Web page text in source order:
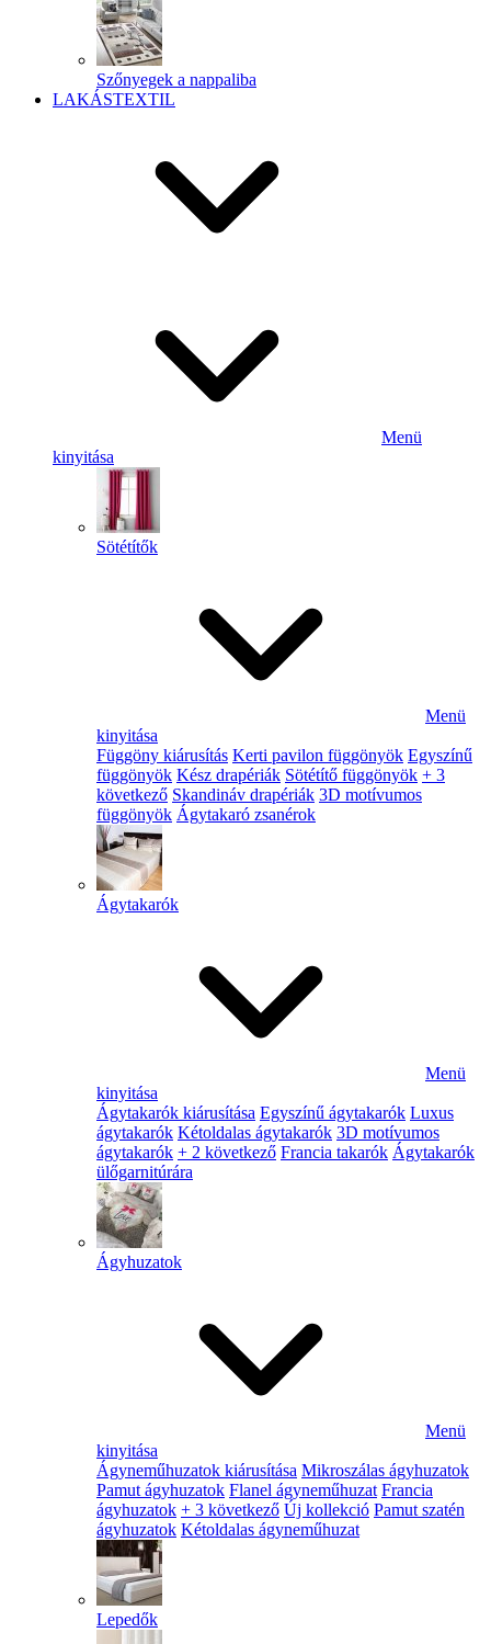
Szőnyegek a nappaliba
LAKÁSTEXTIL
Menü
kinyitása
Sötétítők
Menü
kinyitása
Függöny kiárusítás Kerti pavilon függönyök Egyszínű
függönyök Kész drapériák Sötétítő függönyök + 3
következő Skandináv drapériák 3D motívumos
függönyök Ágytakaró zsanérok
Ágytakarók
Menü
kinyitása
Ágytakarók kiárusítása Egyszínű ágytakarók Luxus
ágytakarók Kétoldalas ágytakarók 3D motívumos
ágytakarók + 2 következő Francia takarók Ágytakarók
ülőgarnitúrára
Ágyhuzatok
Menü
kinyitása
Ágyneműhuzatok kiárusítása Mikroszálas ágyhuzatok
Pamut ágyhuzatok Flanel ágyneműhuzat Francia
ágyhuzatok + 3 következő Új kollekció Pamut szatén
ágyhuzatok Kétoldalas ágyneműhuzat
Lepedők